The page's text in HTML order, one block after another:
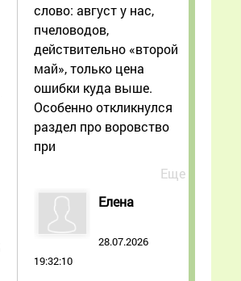
слово: август у нас,
пчеловодов,
действительно «второй
май», только цена
ошибки куда выше.
Особенно откликнулся
раздел про воровство
при
Еще
Елена
28.07.2026
19:32:10